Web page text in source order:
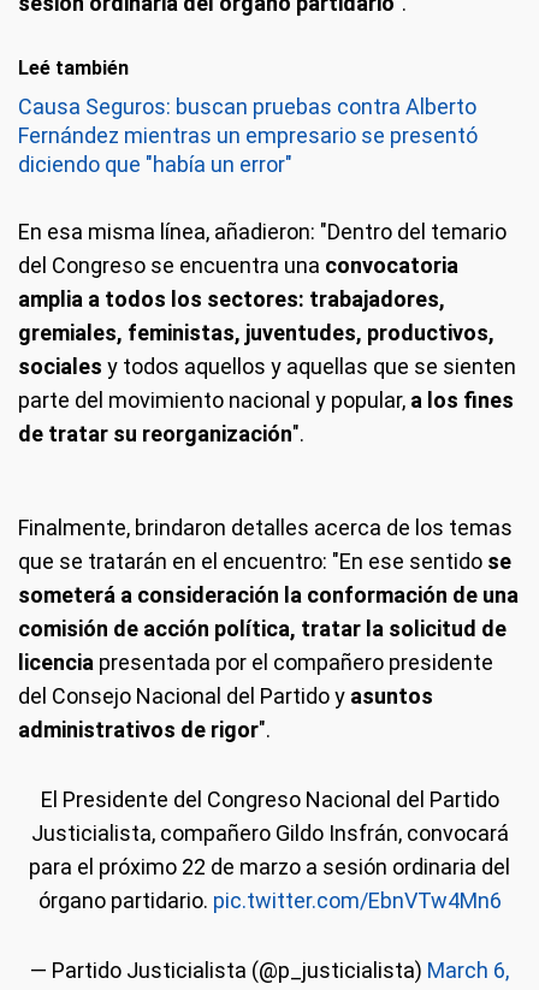
Leé también
Causa Seguros: buscan pruebas contra Alberto
Fernández mientras un empresario se presentó
diciendo que "había un error"
En esa misma línea, añadieron: "Dentro del temario
del Congreso se encuentra una convocatoria
amplia a todos los sectores: trabajadores,
gremiales, feministas, juventudes, productivos,
sociales y todos aquellos y aquellas que se sienten
parte del movimiento nacional y popular, a los fines
de tratar su reorganización".
Finalmente, brindaron detalles acerca de los temas
que se tratarán en el encuentro: "En ese sentido se
someterá a consideración la conformación de una
comisión de acción política, tratar la solicitud de
licencia presentada por el compañero presidente
del Consejo Nacional del Partido y asuntos
administrativos de rigor".
El Presidente del Congreso Nacional del Partido
Justicialista, compañero Gildo Insfrán, convocará
para el próximo 22 de marzo a sesión ordinaria del
órgano partidario. pic.twitter.com/EbnVTw4Mn6
— Partido Justicialista (@p_justicialista) March 6,